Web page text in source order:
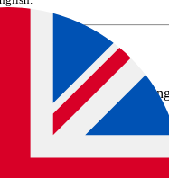
sikre at håndtering,
de animalske
(Forordning 1069/